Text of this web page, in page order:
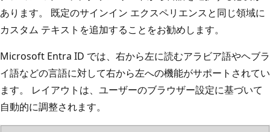
あります。 既定のサインイン エクスペリエンスと同じ領域に
カスタム テキストを追加することをお勧めします。
Microsoft Entra ID では、右から左に読むアラビア語やヘブラ
イ語などの言語に対して右から左への機能がサポートされてい
ます。 レイアウトは、ユーザーのブラウザー設定に基づいて
自動的に調整されます。